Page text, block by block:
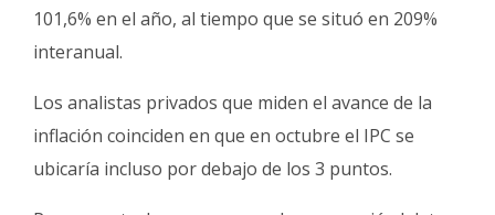
101,6% en el año, al tiempo que se situó en 209%
interanual.
Los analistas privados que miden el avance de la
inflación coinciden en que en octubre el IPC se
ubicaría incluso por debajo de los 3 puntos.